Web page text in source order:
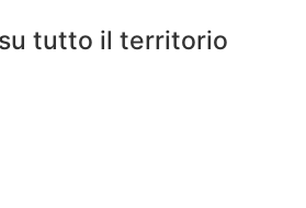
tutto il territorio